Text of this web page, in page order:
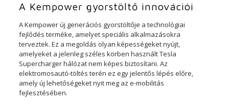
A Kempower gyorstöltő innovációi
A Kempower új generációs gyorstöltője a technológiai
fejlődés terméke, amelyet speciális alkalmazásokra
terveztek. Ez a megoldás olyan képességeket nyújt,
amelyeket a jelenleg széles körben használt Tesla
Supercharger hálózat nem képes biztosítani. Az
elektromosautó-töltés terén ez egy jelentős lépés előre,
amely új lehetőségeket nyit meg az e-mobilitás
fejlesztésében.